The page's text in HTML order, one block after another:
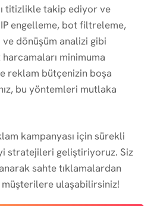
titizlikle takip ediyor ve
engelleme, bot filtreleme,
ve dönüşüm analizi gibi
minimuma
reklam bütçenizin boşa
bu yöntemleri mutlaka
kampanyası için sürekli
stratejileri geliştiriyoruz. Siz
sahte tıklamalardan
ulaşabilirsiniz!